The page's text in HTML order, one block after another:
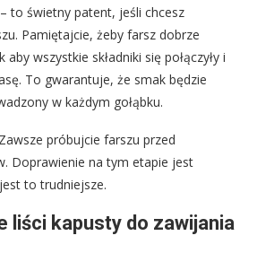
to świetny patent, jeśli chcesz
Pamiętajcie, żeby farsz dobrze
wszystkie składniki się połączyły i
To gwarantuje, że smak będzie
w każdym gołąbku.
Zawsze próbujcie farszu przed
Doprawienie na tym etapie jest
to trudniejsze.
liści kapusty do zawijania